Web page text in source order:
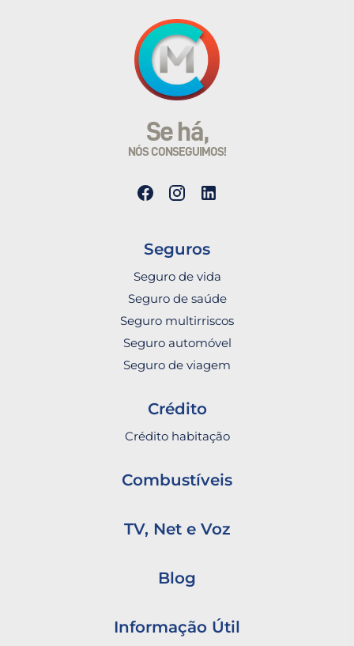
Se há,
NÓS CONSEGUIMOS!
Seguros
Seguro de vida
Seguro de saúde
Seguro multirriscos
Seguro automóvel
Seguro de viagem
Crédito
Crédito habitação
Combustíveis
TV, Net e Voz
Blog
Informação Útil